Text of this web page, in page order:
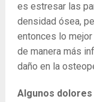
es estresar las
densidad ósea,
entonces lo
de manera más
daño en la
Algunos